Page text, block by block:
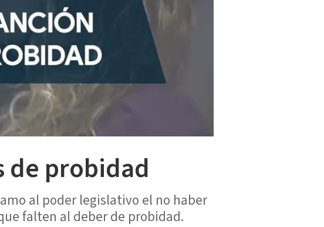
de probidad
al poder legislativo el no haber
falten al deber de probidad.